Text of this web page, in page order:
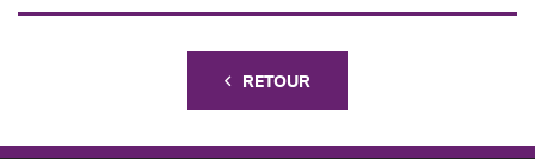
RETOUR